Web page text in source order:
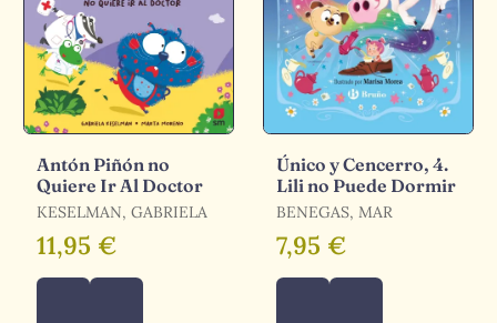
Antón Piñón no
Quiere Ir Al Doctor
KESELMAN, GABRIELA
11,95 €
Único y Cencerro, 4.
Lili no Puede Dormir
BENEGAS, MAR
7,95 €